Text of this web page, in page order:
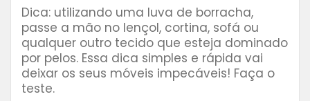
Dica: utilizando uma luva de borracha,
passe a mão no lençol, cortina, sofá ou
qualquer outro tecido que esteja dominado
por pelos. Essa dica simples e rápida vai
deixar os seus móveis impecáveis! Faça o
teste.